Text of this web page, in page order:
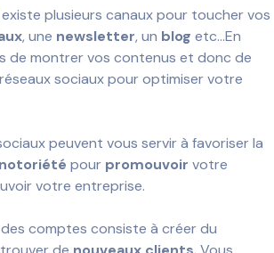
plusieurs canaux pour toucher vos
, une newsletter, un blog etc…En
de montrer vos contenus et donc de
sociaux pour optimiser votre
peuvent vous servir à favoriser la
notoriété pour promouvoir votre
votre entreprise.
comptes consiste à créer du